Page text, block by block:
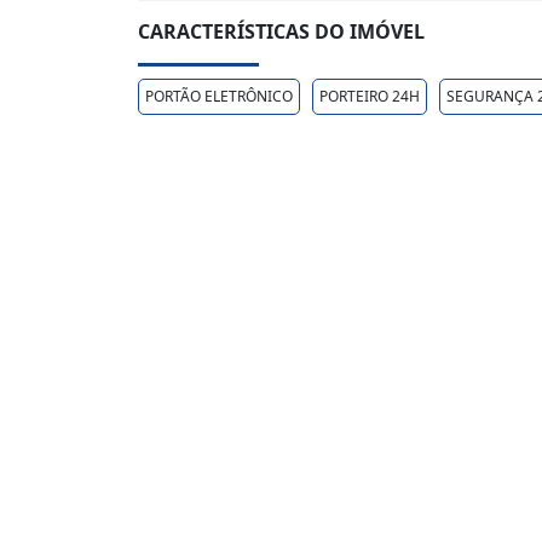
CARACTERÍSTICAS DO IMÓVEL
PORTÃO ELETRÔNICO PORTEIRO 24H SEGURANÇA